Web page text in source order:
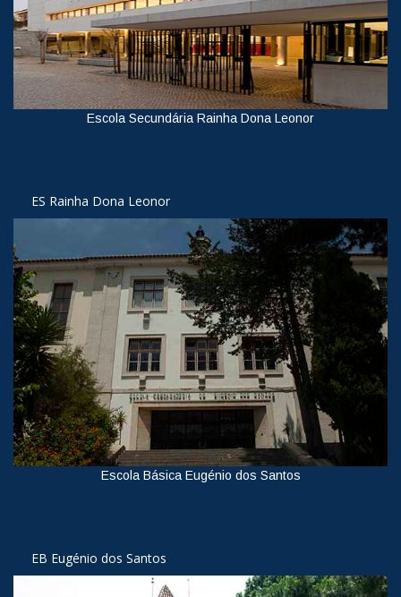
Escola Secundária Rainha Dona Leonor
ES Rainha Dona Leonor
Escola Básica Eugénio dos Santos
EB Eugénio dos Santos